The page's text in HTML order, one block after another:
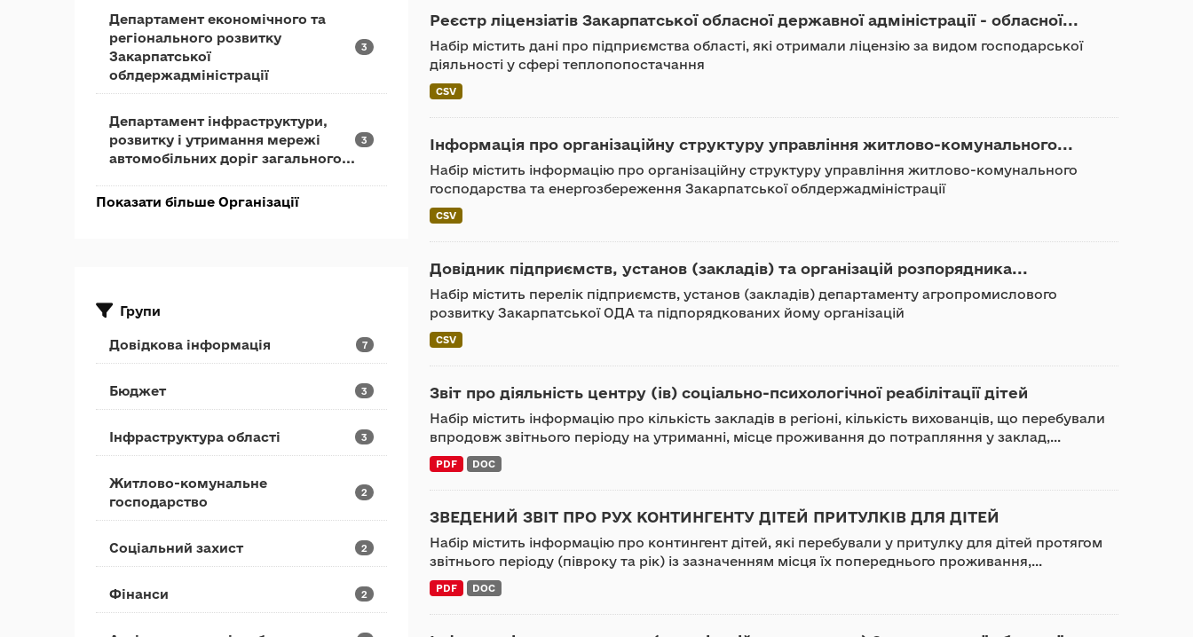
Департамент економічного та
регіонального розвитку
Закарпатської
облдержадміністрації
3
Департамент інфраструктури,
розвитку і утримання мережі
автомобільних доріг загального...
3
Показати більше Організації
Групи
Довідкова інформація 7
Бюджет 3
Інфраструктура області 3
Житлово-комунальне
господарство
2
Соціальний захист 2
Фінанси 2
Реєстр ліцензіатів Закарпатської обласної державної адміністрації - обласної...
Набір містить дані про підприємства області, які отримали ліцензію за видом господарської
діяльності у сфері теплопопостачання
CSV
Інформація про організаційну структуру управління житлово-комунального...
Набір містить інформацію про організаційну структуру управління житлово-комунального
господарства та енергозбереження Закарпатської облдержадміністрації
CSV
Довідник підприємств, установ (закладів) та організацій розпорядника...
Набір містить перелік підприємств, установ (закладів) департаменту агропромислового
розвитку Закарпатської ОДА та підпорядкованих йому організацій
CSV
Звіт про діяльність центру (ів) соціально-психологічної реабілітації дітей
Набір містить інформацію про кількість закладів в регіоні, кількість вихованців, що перебували
впродовж звітнього періоду на утриманні, місце проживання до потрапляння у заклад,...
PDF DOC
ЗВЕДЕНИЙ ЗВІТ ПРО РУХ КОНТИНГЕНТУ ДІТЕЙ ПРИТУЛКІВ ДЛЯ ДІТЕЙ
Набір містить інформацію про контингент дітей, які перебували у притулку для дітей протягом
звітнього періоду (півроку та рік) із зазначенням місця їх попереднього проживання,...
PDF DOC